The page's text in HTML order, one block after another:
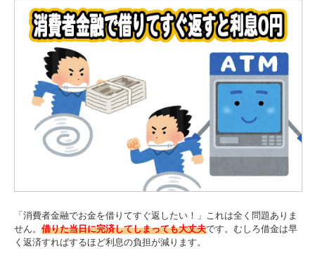
「消費者金融でお金を借りてすぐ返したい！」これは全く問題ありま
せん。 借りた当日に完済してしまっても大丈夫です。むしろ借金は早
く返済すればするほど利息の負担が減ります。